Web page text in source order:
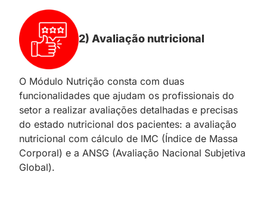
2) Avaliação nutricional
O Módulo Nutrição consta com duas
funcionalidades que ajudam os profissionais do
setor a realizar avaliações detalhadas e precisas
do estado nutricional dos pacientes: a avaliação
nutricional com cálculo de IMC (Índice de Massa
Corporal) e a ANSG (Avaliação Nacional Subjetiva
Global).